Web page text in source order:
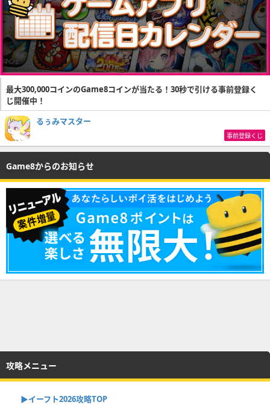
最大300,000コインのGame8コインが当たる！30秒で引ける事前登録く
じ開催中！
るぅみマスター
事前登録くじ
Game8からのお知らせ
攻略メニュー
▶イーフト2026攻略TOP